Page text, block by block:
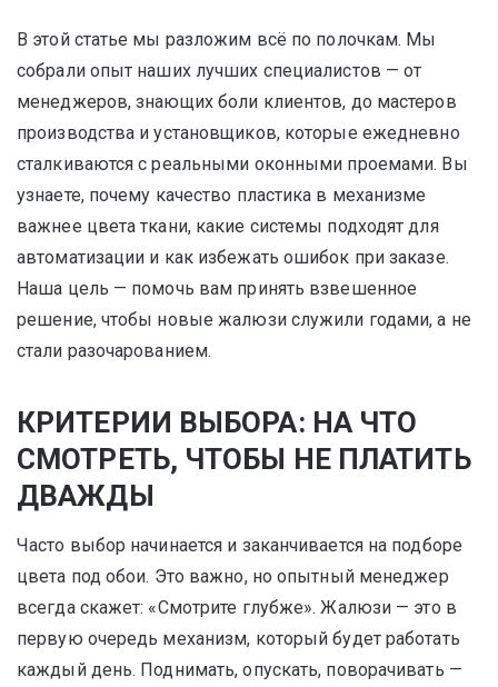
В этой статье мы разложим всё по полочкам. Мы
собрали опыт наших лучших специалистов — от
менеджеров, знающих боли клиентов, до мастеров
производства и установщиков, которые ежедневно
сталкиваются с реальными оконными проемами. Вы
узнаете, почему качество пластика в механизме
важнее цвета ткани, какие системы подходят для
автоматизации и как избежать ошибок при заказе.
Наша цель — помочь вам принять взвешенное
решение, чтобы новые жалюзи служили годами, а не
стали разочарованием.
КРИТЕРИИ ВЫБОРА: НА ЧТО
СМОТРЕТЬ, ЧТОБЫ НЕ ПЛАТИТЬ
ДВАЖДЫ
Часто выбор начинается и заканчивается на подборе
цвета под обои. Это важно, но опытный менеджер
всегда скажет: «Смотрите глубже». Жалюзи — это в
первую очередь механизм, который будет работать
каждый день. Поднимать, опускать, поворачивать —